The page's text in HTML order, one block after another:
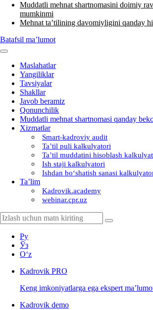
Muddatli mehnat shartnomasini doimiy
mumkinmi
Mehnat ta’tilining davomiyligini qanday
Batafsil ma’lumot
Maslahatlar
Yangiliklar
Tavsiyalar
Shakllar
Javob beramiz
Qonunchilik
Muddatli mehnat shartnomasi qanday
Xizmatlar
Smart-kadroviy audit
Ta’til puli kalkulyatori
Ta’til muddatini hisoblash
Ish staji kalkulyatori
Ishdan boʻshatish sanasi
Ta’lim
Kadrovik.academy
webinar.cpr.uz
Ру
Ўз
Oʻz
Kadrovik PRO
Keng imkoniyatlarga ega ekspert
Kadrovik demo